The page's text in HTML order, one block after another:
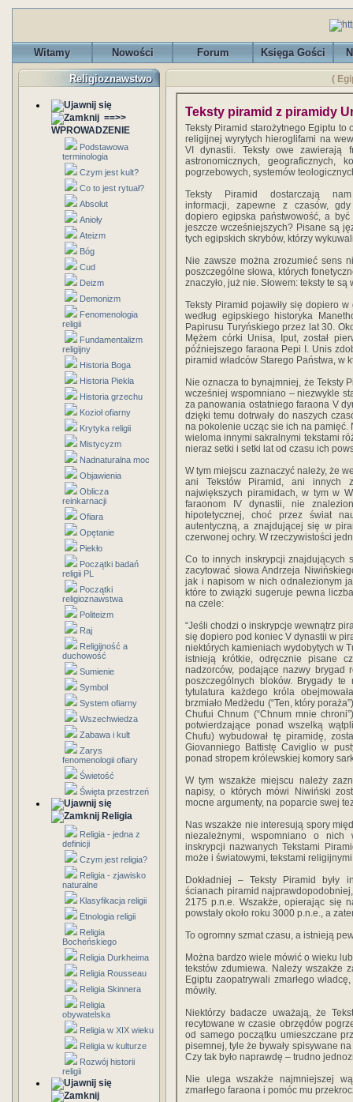
Witamy Nowości Forum Księga Gości
Religioznawstwo
==>>
WPROWADZENIE
Podstawowa
terminologia
Czym jest kult?
Co to jest rytuał?
Absolut
Anioły
Ateizm
Bóg
Cud
Deizm
Demonizm
Fenomenologia
religii
Fundamentalizm
religijny
Historia Boga
Historia Piekła
Historia grzechu
Kozioł ofiarny
Krytyka religii
Mistycyzm
Nadnaturalna moc
Objawienia
Oblicza
reinkarnacji
Ofiara
Opętanie
Piekło
Początki badań
religii PL
Początki
religioznawstwa
Politeizm
Raj
Religijność a
duchowość
Sumienie
Symbol
System ofiarny
Wszechwiedza
Zabawa i kult
Zarys
fenomenologii ofiary
Świetość
Święta przestrzeń
Religia
Religia - jedna z
definicji
Czym jest religia?
Religia - zjawisko
naturalne
Klasyfikacja religii
Etnologia religii
Religia
Bocheńskiego
Religia Durkheima
Religia Rousseau
Religia Skinnera
Religia
obywatelska
Religia w XIX wieku
Religia w kulturze
Rozwój historii
religii
(
Teksty piramid z piramidy
Teksty Piramid starożytnego Egiptu
religijnej wyrytych hieroglifami na
VI dynastii. Teksty owe zawierają
astronomicznych, geograficznych,
pogrzebowych, systemów
Teksty Piramid dostarczają
informacji, zapewne z czasów,
dopiero egipska państwowość, a
jeszcze wcześniejszych? Pisane są
tych egipskich skrybów, którzy
Nie zawsze można zrozumieć sens
poszczególne słowa, których
znaczyło, już nie. Słowem: teksty te
Teksty Piramid pojawiły się dopiero
według egipskiego historyka
Papirusu Turyńskiego przez lat 30.
Mężem córki Unisa, Iput, został
późniejszego faraona Pepi I. Unis
piramid władców Starego Państwa, w
Nie oznacza to bynajmniej, że Teksty
wcześniej wspomniano – niezwykle
za panowania ostatniego faraona V
dzięki temu dotrwały do naszych
na pokolenie ucząc sie ich na pamięć.
wieloma innymi sakralnymi tekstami
nieraz setki i setki lat od czasu ich
W tym miejscu zaznaczyć należy, że
ani Tekstów Piramid, ani innych
największych piramidach, w tym w
faraonom IV dynastii, nie
hipotetycznej, choć przez świat
autentyczną, a znajdującej się w
czerwonej ochry. W rzeczywistości
Co to innych inskrypcji znajdujących
zacytować słowa Andrzeja
jak i napisom w nich odnalezionym
które to związki sugeruje pewna
na czele:
“Jeśli chodzi o inskrypcje wewnątrz
się dopiero pod koniec V dynastii w
niektórych kamieniach wydobytych w
istnieją krótkie, odręcznie pisane
nadzorców, podające nazwy brygad
poszczególnych bloków. Brygady
tytulatura każdego króla
brzmiało Medżedu (“Ten, który
Chufui Chnum (“Chnum mnie
potwierdzające ponad wszelką
Chufu) wybudował tę piramidę,
Giovanniego Battistę Caviglio w
ponad stropem królewskiej komory
W tym wszakże miejscu należy
napisy, o których mówi Niwiński
mocne argumenty, na poparcie swej
Nas wszakże nie interesują spory
niezależnymi, wspomniano o nich
inskrypcji nazwanych Tekstami
może i światowymi, tekstami
Dokładniej – Teksty Piramid były
ścianach piramid
2175 p.n.e. Wszakże, opierając się
powstały około roku 3000 p.n.e., a
To ogromny szmat czasu, a istnieją
Można bardzo wiele mówić o wieku
tekstów zdumiewa. Należy wszakże
Egiptu zaopatrywali zmarłego
mówiły.
Niektórzy badacze uważają, że
recytowane w czasie obrzędów
od samego początku umieszczane
pisemnej, tyle że bywały spisywane
Czy tak było naprawdę – trudno
Nie ulega wszakże najmniejszej
zmarłego faraona i pomóc mu